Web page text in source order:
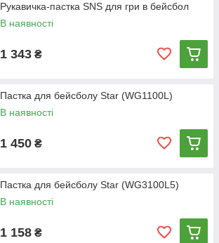
Рукавичка-пастка SNS для гри в бейсбол
В наявності
1 343 ₴
Пастка для бейсболу Star (WG1100L)
В наявності
1 450 ₴
Пастка для бейсболу Star (WG3100L5)
В наявності
1 158 ₴